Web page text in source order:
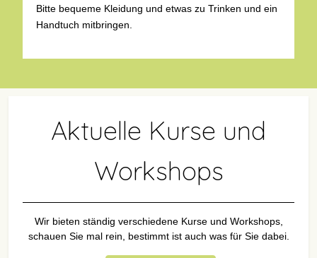
Bitte bequeme Kleidung und etwas zu Trinken und ein
Handtuch mitbringen.
Aktuelle Kurse und
Workshops
Wir bieten ständig verschiedene Kurse und Workshops,
schauen Sie mal rein, bestimmt ist auch was für Sie dabei.